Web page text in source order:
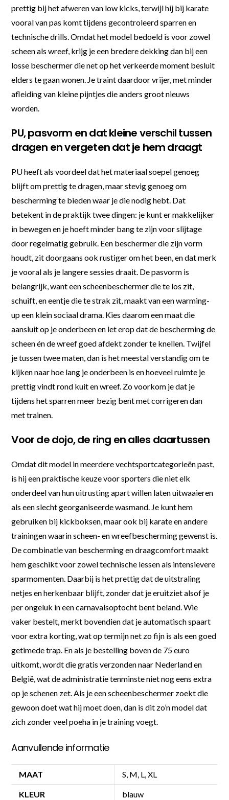
prettig bij het afweren van low kicks, terwijl hij bij karate
vooral van pas komt tijdens gecontroleerd sparren en
technische drills. Omdat het model bedoeld is voor zowel
scheen als wreef, krijg je een bredere dekking dan bij een
losse beschermer die net op het verkeerde moment besluit
elders te gaan wonen. Je traint daardoor vrijer, met minder
afleiding van kleine pijntjes die anders groot nieuws
worden.
PU, pasvorm en dat kleine verschil tussen
dragen en vergeten dat je hem draagt
PU heeft als voordeel dat het materiaal soepel genoeg
blijft om prettig te dragen, maar stevig genoeg om
bescherming te bieden waar je die nodig hebt. Dat
betekent in de praktijk twee dingen: je kunt er makkelijker
in bewegen en je hoeft minder bang te zijn voor slijtage
door regelmatig gebruik. Een beschermer die zijn vorm
houdt, zit doorgaans ook rustiger om het been, en dat merk
je vooral als je langere sessies draait. De pasvorm is
belangrijk, want een scheenbeschermer die te los zit,
schuift, en eentje die te strak zit, maakt van een warming-
up een klein sociaal drama. Kies daarom een maat die
aansluit op je onderbeen en let erop dat de bescherming de
scheen én de wreef goed afdekt zonder te knellen. Twijfel
je tussen twee maten, dan is het meestal verstandig om te
kijken naar hoe lang je onderbeen is en hoeveel ruimte je
prettig vindt rond kuit en wreef. Zo voorkom je dat je
tijdens het sparren meer bezig bent met corrigeren dan
met trainen.
Voor de dojo, de ring en alles daartussen
Omdat dit model in meerdere vechtsportcategorieën past,
is hij een praktische keuze voor sporters die niet elk
onderdeel van hun uitrusting apart willen laten uitwaaieren
als een slecht georganiseerde wasmand. Je kunt hem
gebruiken bij kickboksen, maar ook bij karate en andere
trainingen waarin scheen- en wreefbescherming gewenst is.
De combinatie van bescherming en draagcomfort maakt
hem geschikt voor zowel technische lessen als intensievere
sparmomenten. Daarbij is het prettig dat de uitstraling
netjes en herkenbaar blijft, zonder dat je eruitziet alsof je
per ongeluk in een carnavalsoptocht bent beland. Wie
vaker bestelt, merkt bovendien dat je automatisch spaart
voor extra korting, wat op termijn net zo fijn is als een goed
getimede trap. En als je bestelling boven de 75 euro
uitkomt, wordt die gratis verzonden naar Nederland en
België, wat de administratie tenminste niet nog eens extra
op je schenen zet. Als je een scheenbeschermer zoekt die
gewoon doet wat hij moet doen, dan is dit zo’n model dat
zich zonder veel poeha in je training voegt.
Aanvullende informatie
MAAT S, M, L, XL
KLEUR blauw